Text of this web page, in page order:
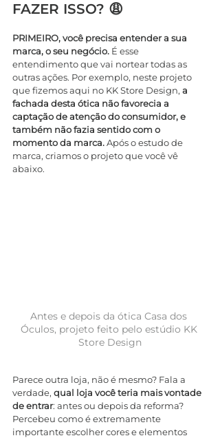
FAZER ISSO? 😩
PRIMEIRO, você precisa entender a sua
marca, o seu negócio. É esse
entendimento que vai nortear todas as
outras ações. Por exemplo, neste projeto
que fizemos aqui no KK Store Design, a
fachada desta ótica não favorecia a
captação de atenção do consumidor, e
também não fazia sentido com o
momento da marca. Após o estudo de
marca, criamos o projeto que você vê
abaixo.
Antes e depois da ótica Casa dos
Óculos, projeto feito pelo estúdio KK
Store Design
Parece outra loja, não é mesmo? Fala a
verdade, qual loja você teria mais vontade
de entrar: antes ou depois da reforma?
Percebeu como é extremamente
importante escolher cores e elementos